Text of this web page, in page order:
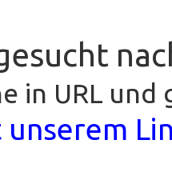
in URL und